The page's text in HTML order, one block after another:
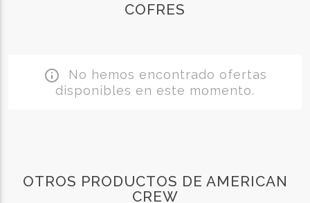
COFRES
info_outline No hemos encontrado ofertas
disponibles en este momento.
OTROS PRODUCTOS DE AMERICAN
CREW